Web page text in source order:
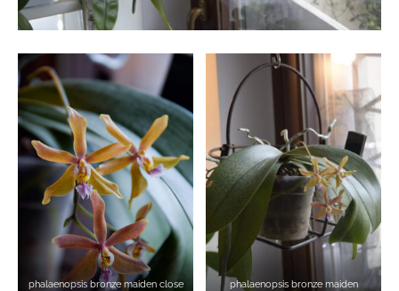
phalaenopsis bronze maiden close
phalaenopsis bronze maiden